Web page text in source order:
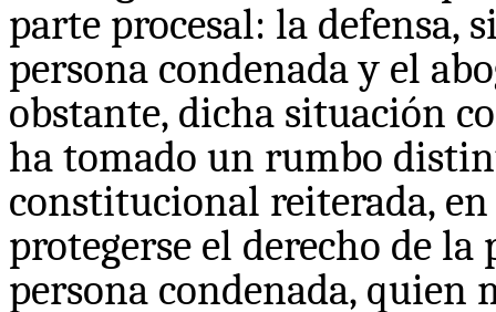
parte procesal: la defensa,
persona condenada y el
obstante, dicha situación
ha tomado un rumbo
constitucional reiterada, en
protegerse el derecho de
persona condenada, quien